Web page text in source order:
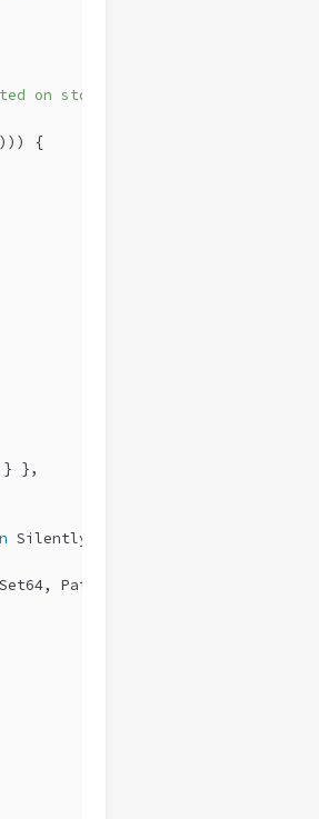
on stdio"
{
} },
SilentlyContinue
Path |